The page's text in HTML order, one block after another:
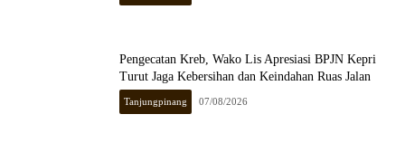
Pengecatan Kreb, Wako Lis Apresiasi BPJN Kepri
Turut Jaga Kebersihan dan Keindahan Ruas Jalan
Tanjungpinang 07/08/2026